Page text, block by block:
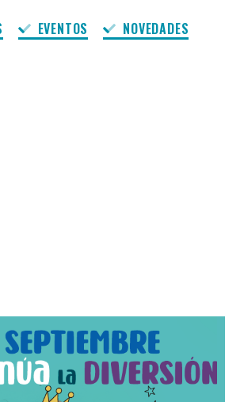
EVENTOS NOVEDADES